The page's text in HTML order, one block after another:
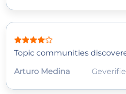
Topic communities
Arturo Medina